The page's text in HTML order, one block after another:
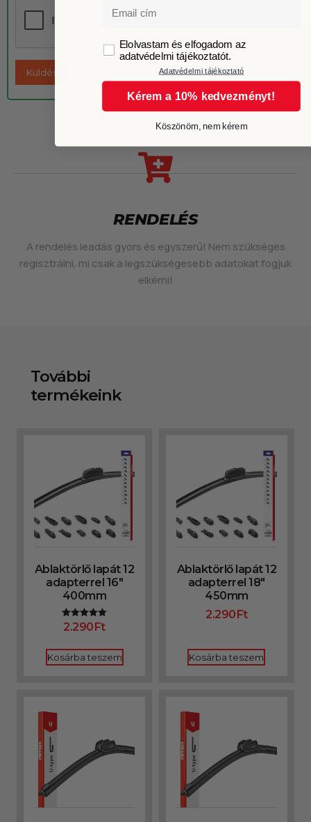
RENDELÉS
A rendelés leadás gyors és egyszerű! Nem szükséges
regisztrálni, mi csak a legszükségesebb adatokat fogjuk
elkérni!
További
termékeink
Ablaktörlő lapát 12
adapterrel 16″
400mm
Értékelés:
5.00
2.290Ft
Kosárba teszem
Ablaktörlő lapát 12
adapterrel 18″
450mm
2.290Ft
Kosárba teszem
Email
GDPRElolvastam és elfogadom az
adatvédelmi tájékoztatót.
Adatvédelmi tájékoztató
Kérem a 10% kedvezményt!
Köszönöm, nem kérem